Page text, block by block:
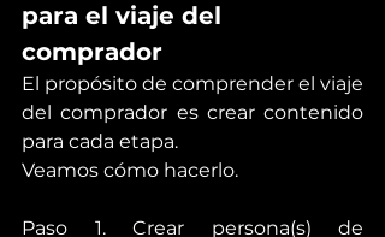
para el viaje del
comprador
El propósito de comprender el viaje
del comprador es crear contenido
para cada etapa.
Veamos cómo hacerlo.
Paso 1. Crear persona(s) de